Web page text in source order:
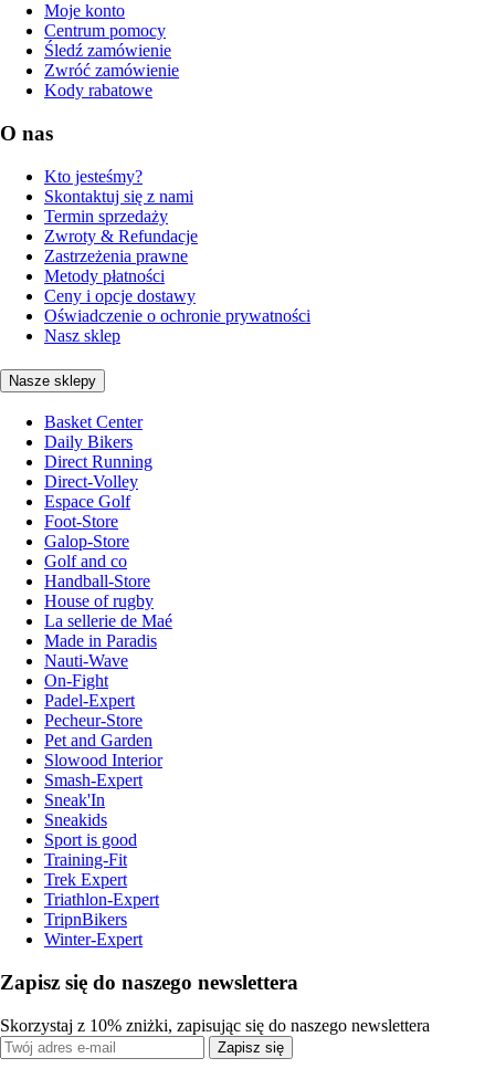
Moje konto
Centrum pomocy
Śledź zamówienie
Zwróć zamówienie
Kody rabatowe
O nas
Kto jesteśmy?
Skontaktuj się z nami
Termin sprzedaży
Zwroty & Refundacje
Zastrzeżenia prawne
Metody płatności
Ceny i opcje dostawy
Oświadczenie o ochronie prywatności
Nasz sklep
Nasze sklepy
Basket Center
Daily Bikers
Direct Running
Direct-Volley
Espace Golf
Foot-Store
Galop-Store
Golf and co
Handball-Store
House of rugby
La sellerie de Maé
Made in Paradis
Nauti-Wave
On-Fight
Padel-Expert
Pecheur-Store
Pet and Garden
Slowood Interior
Smash-Expert
Sneak'In
Sneakids
Sport is good
Training-Fit
Trek Expert
Triathlon-Expert
TripnBikers
Winter-Expert
Zapisz się do naszego newslettera
Skorzystaj z 10% zniżki, zapisując się do naszego newslettera
Zapisz się